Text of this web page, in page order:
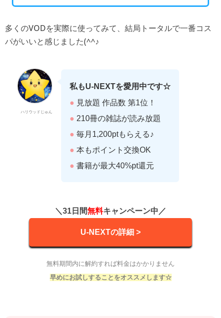
多くのVODを実際に使ってみて、結局トータルで一番コス
パがいいと感じました(^^♪
ハリウッドじゅん
私もU-NEXTを愛用中です☆
● 見放題 作品数 第1位！
● 210冊の雑誌が読み放題
● 毎月1,200ptもらえる♪
● 本もポイント交換OK
● 書籍が最大40%pt還元
＼31日間無料キャンペーン中／
U-NEXTの詳細 >
無料期間内に解約すれば料金はかかりません
早めにお試しすることをオススメします☆